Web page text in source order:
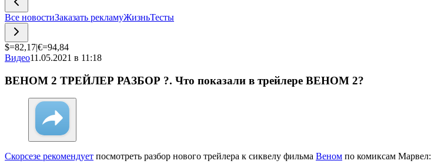
Все новостиЗаказать рекламуЖизньТесты
$=82,17|€=94,84
Видео11.05.2021 в 11:18
ВЕНОМ 2 ТРЕЙЛЕР РАЗБОР ?. Что показали в трейлере ВЕНОМ 2?
Скорсезе рекомендует посмотреть разбор нового трейлера к сиквелу фильма Веном по комиксам Марвел: